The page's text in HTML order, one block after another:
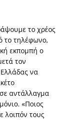
το χρέος
το τηλέφωνο,
εκπομπή ο
τον
να
αντάλλαγμα
«Ποιος
λοιπόν τους